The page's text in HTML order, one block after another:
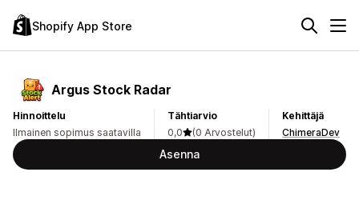
Shopify App Store
Argus Stock Radar
Hinnoittelu
Ilmainen sopimus saatavilla
Tähtiarvio
0,0
(0 Arvostelut)
Kehittäjä
ChimeraDev
Asenna